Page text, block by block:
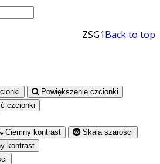
Back to top
ZSG1
Powiększenie czcionki
czcionki
Ciemny kontrast
Skala szarości
kontrast